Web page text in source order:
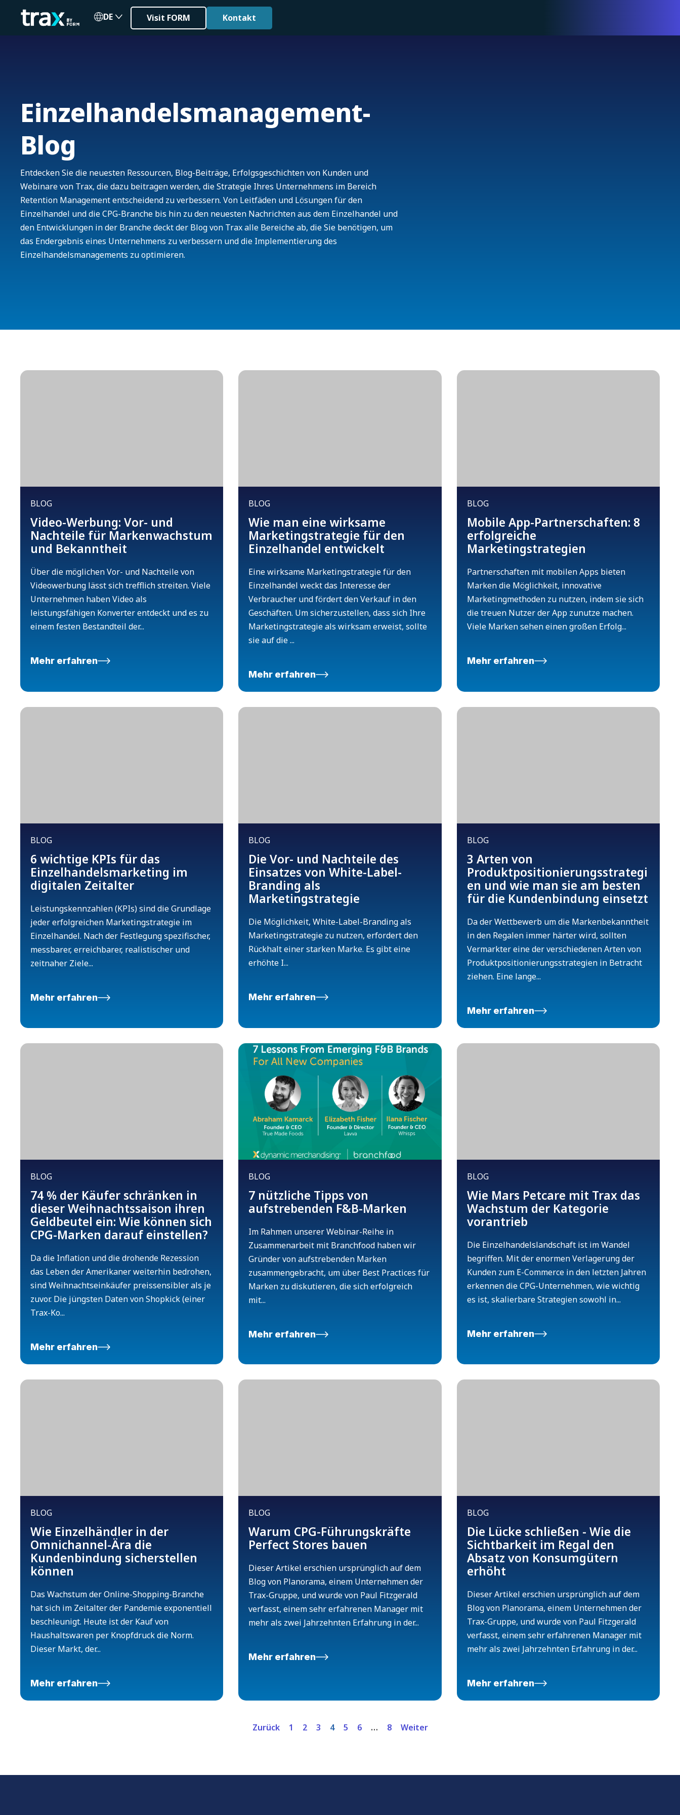
DE Visit FORM Kontakt
Einzelhandelsmanagement-
Blog
Entdecken Sie die neuesten Ressourcen, Blog-Beiträge, Erfolgsgeschichten von Kunden und
Webinare von Trax, die dazu beitragen werden, die Strategie Ihres Unternehmens im Bereich
Retention Management entscheidend zu verbessern. Von Leitfäden und Lösungen für den
Einzelhandel und die CPG-Branche bis hin zu den neuesten Nachrichten aus dem Einzelhandel und
den Entwicklungen in der Branche deckt der Blog von Trax alle Bereiche ab, die Sie benötigen, um
das Endergebnis eines Unternehmens zu verbessern und die Implementierung des
Einzelhandelsmanagements zu optimieren.
BLOG
Video-Werbung: Vor- und
Nachteile für Markenwachstum
und Bekanntheit
Über die möglichen Vor- und Nachteile von
Videowerbung lässt sich trefflich streiten. Viele
Unternehmen haben Video als
leistungsfähigen Konverter entdeckt und es zu
einem festen Bestandteil der...
Mehr erfahren
BLOG
Wie man eine wirksame
Marketingstrategie für den
Einzelhandel entwickelt
Eine wirksame Marketingstrategie für den
Einzelhandel weckt das Interesse der
Verbraucher und fördert den Verkauf in den
Geschäften. Um sicherzustellen, dass sich Ihre
Marketingstrategie als wirksam erweist, sollte
sie auf die ...
Mehr erfahren
BLOG
Mobile App-Partnerschaften: 8
erfolgreiche
Marketingstrategien
Partnerschaften mit mobilen Apps bieten
Marken die Möglichkeit, innovative
Marketingmethoden zu nutzen, indem sie sich
die treuen Nutzer der App zunutze machen.
Viele Marken sehen einen großen Erfolg...
Mehr erfahren
BLOG
6 wichtige KPIs für das
Einzelhandelsmarketing im
digitalen Zeitalter
Leistungskennzahlen (KPIs) sind die Grundlage
jeder erfolgreichen Marketingstrategie im
Einzelhandel. Nach der Festlegung spezifischer,
messbarer, erreichbarer, realistischer und
zeitnaher Ziele...
Mehr erfahren
BLOG
Die Vor- und Nachteile des
Einsatzes von White-Label-
Branding als
Marketingstrategie
Die Möglichkeit, White-Label-Branding als
Marketingstrategie zu nutzen, erfordert den
Rückhalt einer starken Marke. Es gibt eine
erhöhte I...
Mehr erfahren
BLOG
3 Arten von
Produktpositionierungsstrategi
en und wie man sie am besten
für die Kundenbindung einsetzt
Da der Wettbewerb um die Markenbekanntheit
in den Regalen immer härter wird, sollten
Vermarkter eine der verschiedenen Arten von
Produktpositionierungsstrategien in Betracht
ziehen. Eine lange...
Mehr erfahren
BLOG
74 % der Käufer schränken in
dieser Weihnachtssaison ihren
Geldbeutel ein: Wie können sich
CPG-Marken darauf einstellen?
Da die Inflation und die drohende Rezession
das Leben der Amerikaner weiterhin bedrohen,
sind Weihnachtseinkäufer preissensibler als je
zuvor. Die jüngsten Daten von Shopkick (einer
Trax-Ko...
Mehr erfahren
BLOG
7 nützliche Tipps von
aufstrebenden F&B-Marken
Im Rahmen unserer Webinar-Reihe in
Zusammenarbeit mit Branchfood haben wir
Gründer von aufstrebenden Marken
zusammengebracht, um über Best Practices für
Marken zu diskutieren, die sich erfolgreich
mit...
Mehr erfahren
BLOG
Wie Mars Petcare mit Trax das
Wachstum der Kategorie
vorantrieb
Die Einzelhandelslandschaft ist im Wandel
begriffen. Mit der enormen Verlagerung der
Kunden zum E-Commerce in den letzten Jahren
erkennen die CPG-Unternehmen, wie wichtig
es ist, skalierbare Strategien sowohl in...
Mehr erfahren
BLOG
Wie Einzelhändler in der
Omnichannel-Ära die
Kundenbindung sicherstellen
können
Das Wachstum der Online-Shopping-Branche
hat sich im Zeitalter der Pandemie exponentiell
beschleunigt. Heute ist der Kauf von
Haushaltswaren per Knopfdruck die Norm.
Dieser Markt, der...
Mehr erfahren
BLOG
Warum CPG-Führungskräfte
Perfect Stores bauen
Dieser Artikel erschien ursprünglich auf dem
Blog von Planorama, einem Unternehmen der
Trax-Gruppe, und wurde von Paul Fitzgerald
verfasst, einem sehr erfahrenen Manager mit
mehr als zwei Jahrzehnten Erfahrung in der...
Mehr erfahren
BLOG
Die Lücke schließen - Wie die
Sichtbarkeit im Regal den
Absatz von Konsumgütern
erhöht
Dieser Artikel erschien ursprünglich auf dem
Blog von Planorama, einem Unternehmen der
Trax-Gruppe, und wurde von Paul Fitzgerald
verfasst, einem sehr erfahrenen Manager mit
mehr als zwei Jahrzehnten Erfahrung in der...
Mehr erfahren
Zurück 1 2 3 4 5 6 … 8 Weiter